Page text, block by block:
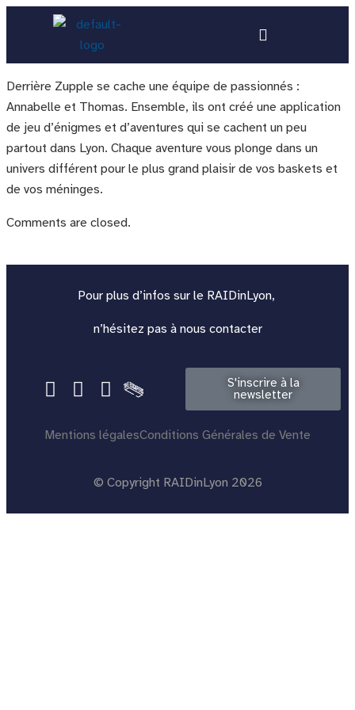
Derrière Zupple se cache une équipe de passionnés :
Annabelle et Thomas. Ensemble, ils ont créé une application
de jeu d’énigmes et d’aventures qui se cachent un peu
partout dans Lyon. Chaque aventure vous plonge dans un
univers différent pour le plus grand plaisir de vos baskets et
de vos méninges.
Comments are closed.
Pour plus d’infos sur le RAIDinLyon,
n’hésitez pas à nous contacter
S'inscrire à la
newsletter
Mentions légalesConditions Générales de Vente
© Copyright RAIDinLyon 2026